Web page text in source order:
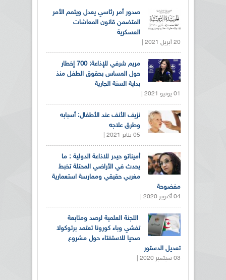
صدور أمر رئاسي يعدل ويتمم الأمر
المتضمن قانون المعاشات
العسكرية
20 أبريل 2021 |
مريم شرفي للإذاعة: 700 إخطار
حول المساس بحقوق الطفل منذ
بداية السنة الجارية
01 يونيو 2021 |
نزيف الأنف عند الأطفال: أسبابه
وطرق علاجه
05 يناير 2021 |
أميناتو حيدر للاذاعة الدولية : ما
يحدث في الأراضي المحتلة تخبط
مغربي حقيقي وممارسة استعمارية
مفضوحة
04 أكتوبر 2020 |
اللجنة العلمية لرصد ومتابعة
تفشي وباء كورونا تعتمد برتوكولا
صحيا للاستفتاء حول مشروع
تعديل الدستور
03 سبتمبر 2020 |